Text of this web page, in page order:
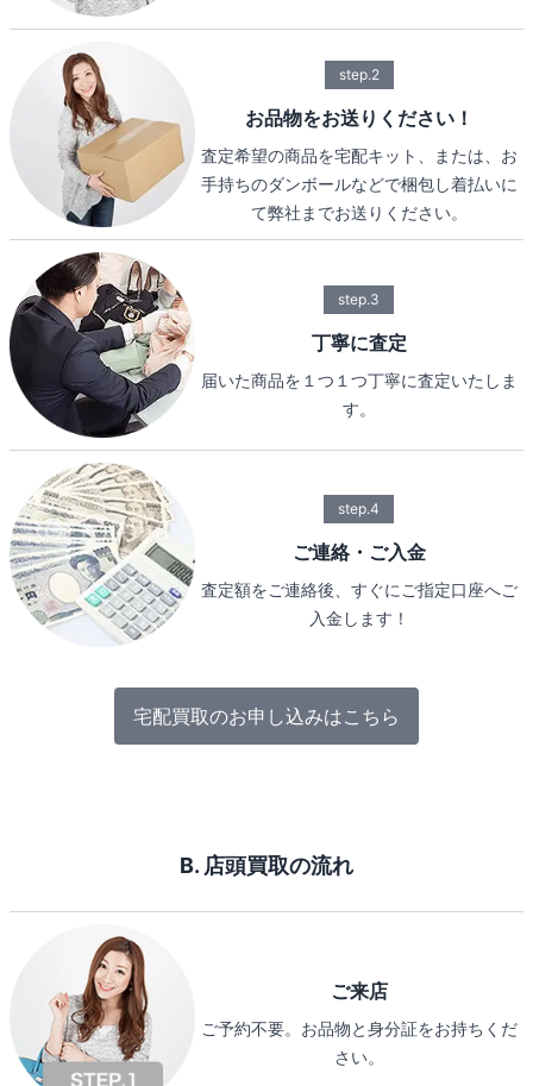
step.2
お品物をお送りください！
査定希望の商品を宅配キット、または、お
手持ちのダンボールなどで梱包し着払いに
て弊社までお送りください。
step.3
丁寧に査定
届いた商品を１つ１つ丁寧に査定いたしま
す。
step.4
ご連絡・ご入金
査定額をご連絡後、すぐにご指定口座へご
入金します！
宅配買取のお申し込みはこちら
B. 店頭買取の流れ
ご来店
ご予約不要。お品物と身分証をお持ちくだ
さい。